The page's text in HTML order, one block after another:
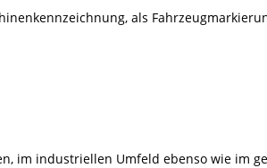
als
im industriellen Umfeld ebenso wie im